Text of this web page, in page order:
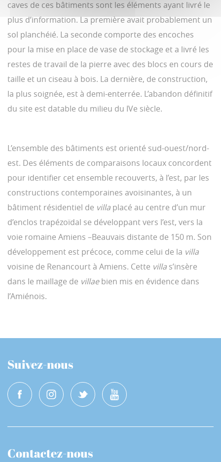
caves de ces bâtiments sont les éléments ayant livré le
plus d’information. La première avait probablement un
sol planchéié. La seconde comporte des encoches
pour la mise en place de vase de stockage et a livré les
restes de travail de la pierre avec des blocs en cours de
taille et un ciseau à bois. La dernière, de construction,
la plus soignée, est à demi-enterrée. L’abandon définitif
du site est datable du milieu du IVe siècle.
L’ensemble des bâtiments est orienté sud-ouest/nord-
est. Des éléments de comparaisons locaux concordent
pour identifier cet ensemble recouverts, à l’est, par les
constructions contemporaines avoisinantes, à un
bâtiment résidentiel de villa placé au centre d’un mur
d’enclos trapézoïdal se développant vers l’est, vers la
voie romaine Amiens –Beauvais distante de 150 m. Son
développement est précoce, comme celui de la villa
voisine de Renancourt à Amiens. Cette villa s’insère
dans le maillage de villaebien mis en évidence dans
l’Amiénois.
Suivez-nous
Contactez-nous